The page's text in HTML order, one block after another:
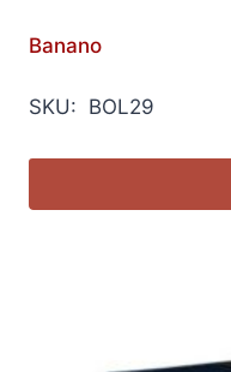
Banano
SKU: BOL29